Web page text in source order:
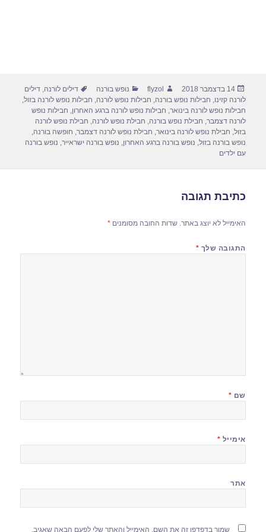
פורסם
בתאריך
14 בדצמבר 2018 מחבר
flyzol קטגוריות
נופש בורנה תגיות
דילים לורנה,דילים
לורנה קזינו, חבילות נופש בורנה, חבילות נופש לורנה, חבילות נופש לורנה בזול,
חבילות נופש לורנה בינואר, חבילות נופש לורנה ברגע האחרון, חבילות נופש
לורנה דצמבר, חבילת נופש בורנה, חבילת נופש לורנה, חבילת נופש לורנה
בזול, חבילת נופש לורנה בינואר, חבילת נופש לורנה דצמבר, חופשה בורנה,
נופש בורנה בזול, נופש בורנה ברגע האחרון, נופש בורנה ישראייר, נופש בורנה
עם ילדים
כתיבת תגובה
האימייל לא יוצג באתר. שדות החובה מסומנים*
התגובה שלך *
שם *
אימייל *
אתר
שמור בדפדפן זה את השם, האימייל והאתר שלי לפעם הבאה שאגיב.